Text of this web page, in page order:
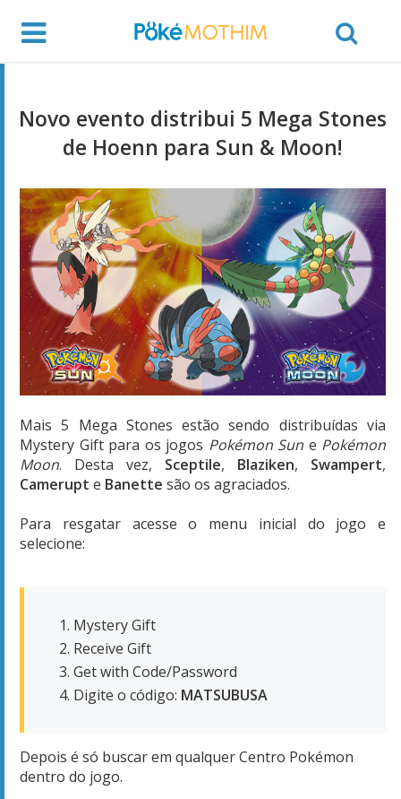
Novo evento distribui 5 Mega Stones
de Hoenn para Sun & Moon!
Mais 5 Mega Stones estão sendo distribuídas via
Mystery Gift para os jogos Pokémon Sun e Pokémon
Moon. Desta vez, Sceptile, Blaziken, Swampert,
Camerupt e Banette são os agraciados.
Para resgatar acesse o menu inicial do jogo e
selecione:
Mystery Gift
Receive Gift
Get with Code/Password
Digite o código: MATSUBUSA
Depois é só buscar em qualquer Centro Pokémon
dentro do jogo.